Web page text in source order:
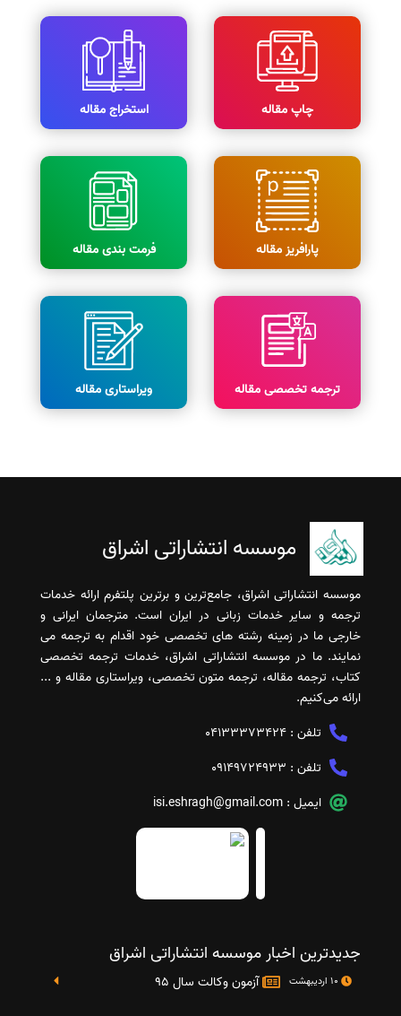
چاپ مقاله استخراج مقاله
پارافریز مقاله فرمت بندی مقاله
ترجمه تخصصی مقاله ویراستاری مقاله
موسسه انتشاراتی اشراق
موسسه انتشاراتی اشراق، جامع‌ترین و برترین پلتفرم ارائه خدمات
ترجمه و سایر خدمات زبانی در ایران است. مترجمان ایرانی و
خارجی ما در زمینه رشته های تخصصی خود اقدام به ترجمه می
نمایند. ما در موسسه انتشاراتی اشراق، خدمات ترجمه تخصصی
کتاب، ترجمه مقاله، ترجمه متون تخصصی، ویراستاری مقاله و ...
ارائه می‌کنیم.
تلفن : 04133373424
تلفن : 09149724933
ایمیل : isi.eshragh@gmail.com
جدیدترین اخبار موسسه انتشاراتی اشراق
آزمون وکالت سال 95